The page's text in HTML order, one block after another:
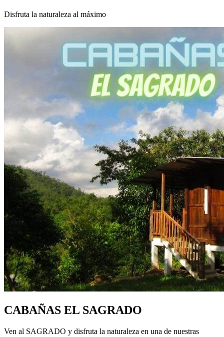
Disfruta la naturaleza al máximo
CABAÑAS EL SAGRADO
Ven al SAGRADO y disfruta la naturaleza en una de nuestras